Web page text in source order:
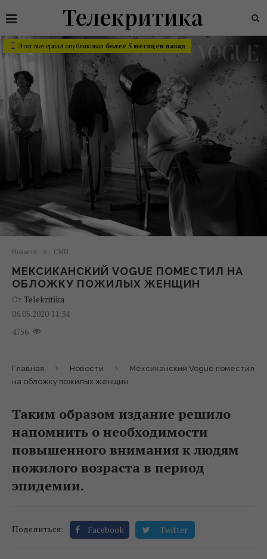
Этот материал опубликован более 5 месяцев назад
Новости СМИ
МЕКСИКАНСКИЙ VOGUE ПОМЕСТИЛ НА
ОБЛОЖКУ ПОЖИЛЫХ ЖЕНЩИН
От Telekritika
06.05.2020 11:34
4756
Главная Новости
Мексиканский Vogue поместил
на обложку пожилых женщин
Таким образом издание решило
напомнить о необходимости
повышенного внимания к людям
пожилого возраста в период
эпидемии.
Поделиться: Facebook Twitter